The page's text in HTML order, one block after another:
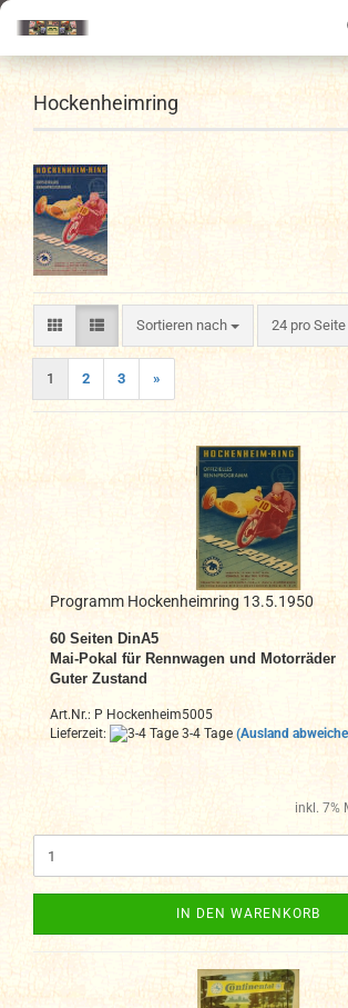
Hockenheimring
Sortieren nach
Sortieren nach 24 pro Seite
pro Seite
1 2 3 »
Programm Hockenheimring 13.5.1950
60 Seiten DinA5
Mai-Pokal für Rennwagen und Motorräder
Guter Zustand
Art.Nr.: P Hockenheim5005
Lieferzeit:
3-4 Tage (Ausland
inkl. 7%
IN DEN WARENKORB